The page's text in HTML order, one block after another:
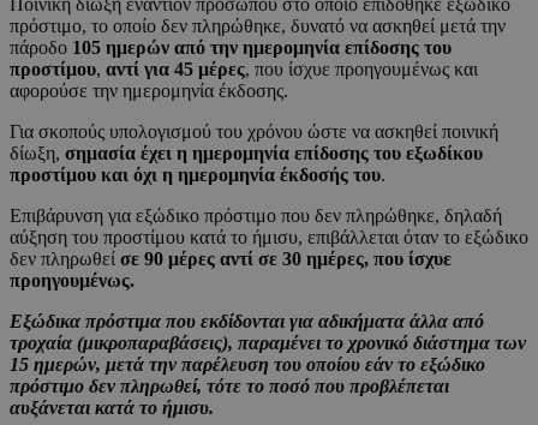
Ποινική δίωξη εναντίον προσώπου στο οποίο επιδόθηκε εξώδικο
πρόστιμο, το οποίο δεν πληρώθηκε, δυνατό να ασκηθεί μετά την
πάροδο 105 ημερών από την ημερομηνία επίδοσης του
προστίμου, αντί για 45 μέρες, που ίσχυε προηγουμένως και
αφορούσε την ημερομηνία έκδοσης.
Για σκοπούς υπολογισμού του χρόνου ώστε να ασκηθεί ποινική
δίωξη, σημασία έχει η ημερομηνία επίδοσης του εξωδίκου
προστίμου και όχι η ημερομηνία έκδοσής του.
Επιβάρυνση για εξώδικο πρόστιμο που δεν πληρώθηκε, δηλαδή
αύξηση του προστίμου κατά το ήμισυ, επιβάλλεται όταν το εξώδικο
δεν πληρωθεί σε 90 μέρες αντί σε 30 ημέρες, που ίσχυε
προηγουμένως.
Εξώδικα πρόστιμα που εκδίδονται για αδικήματα άλλα από
τροχαία (μικροπαραβάσεις), παραμένει το χρονικό διάστημα των
15 ημερών, μετά την παρέλευση του οποίου εάν το εξώδικο
πρόστιμο δεν πληρωθεί, τότε το ποσό που προβλέπεται
αυξάνεται κατά το ήμισυ.